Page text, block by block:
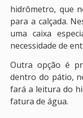
hidrômetro, que
para a calçada.
uma caixa
necessidade de
Outra opção é
dentro do pátio,
fará a leitura do
fatura de água.